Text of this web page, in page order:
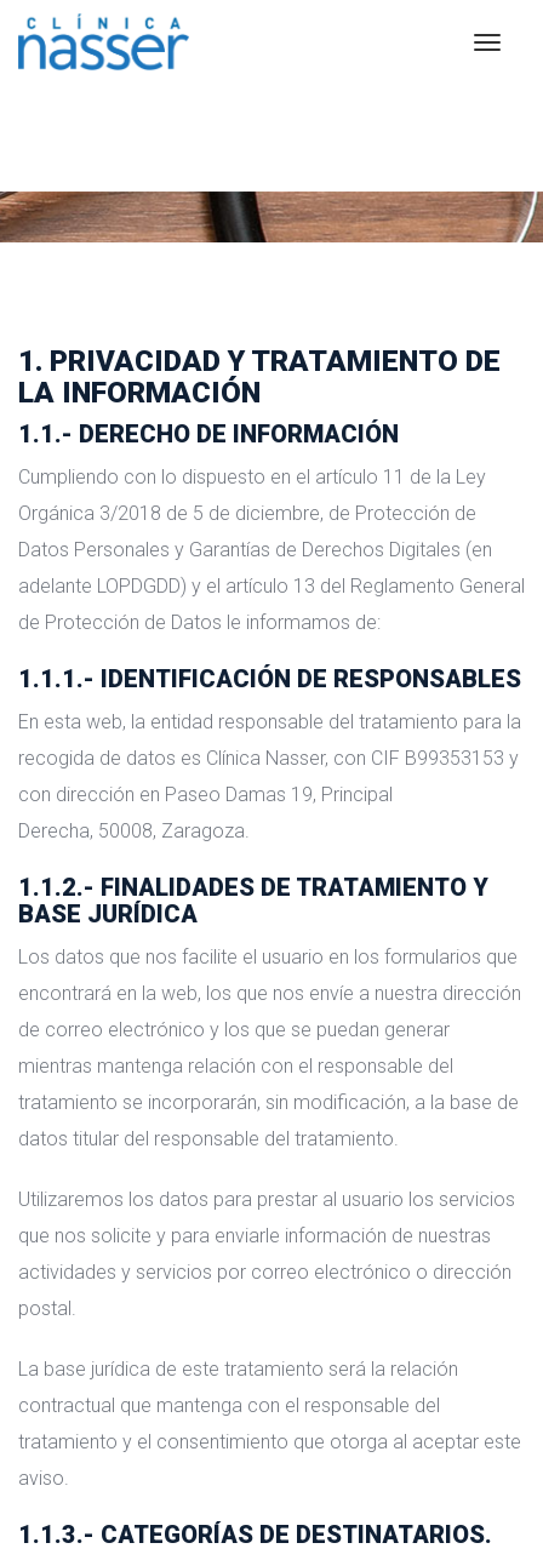
1. PRIVACIDAD Y TRATAMIENTO DE
LA INFORMACIÓN
1.1.- DERECHO DE INFORMACIÓN
Cumpliendo con lo dispuesto en el artículo 11 de la Ley
Orgánica 3/2018 de 5 de diciembre, de Protección de
Datos Personales y Garantías de Derechos Digitales (en
adelante LOPDGDD) y el artículo 13 del Reglamento General
de Protección de Datos le informamos de:
1.1.1.- IDENTIFICACIÓN DE RESPONSABLES
En esta web, la entidad responsable del tratamiento para la
recogida de datos es Clínica Nasser, con CIF B99353153 y
con dirección en Paseo Damas 19, Principal
Derecha, 50008, Zaragoza.
1.1.2.- FINALIDADES DE TRATAMIENTO Y
BASE JURÍDICA
Los datos que nos facilite el usuario en los formularios que
encontrará en la web, los que nos envíe a nuestra dirección
de correo electrónico y los que se puedan generar
mientras mantenga relación con el responsable del
tratamiento se incorporarán, sin modificación, a la base de
datos titular del responsable del tratamiento.
Utilizaremos los datos para prestar al usuario los servicios
que nos solicite y para enviarle información de nuestras
actividades y servicios por correo electrónico o dirección
postal.
La base jurídica de este tratamiento será la relación
contractual que mantenga con el responsable del
tratamiento y el consentimiento que otorga al aceptar este
aviso.
1.1.3.- CATEGORÍAS DE DESTINATARIOS.